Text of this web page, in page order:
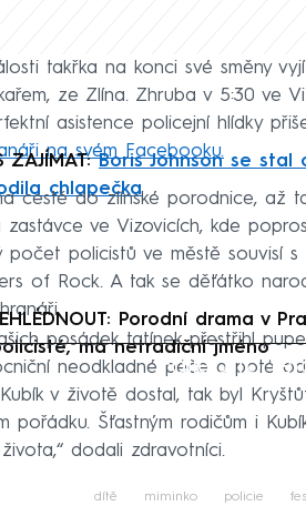
takřka na konci své směny
ze Zlína. Zhruba v 5:30 ve
asistence policejní hlídky
na svém Facebooku.
ZAJÍMAT:Boris Johnson se stal
chlapečka
cestě do zlínské porodnice, až
ve Vizovicích, kde
počet policistů ve městě souvisí
of Rock. A tak se děťátko
Porodní drama v
má netradiční jméno
Failed to
posádek tatínek přestřihl
neodkladné péče a poté
v životě dostal, tak byl
pořádku. Šťastným rodičům i
dodali zdravotníci.
dítě miminko policie